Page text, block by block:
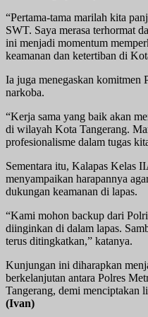
“Pertama-tama marilah kita
SWT. Saya merasa terhormat
ini menjadi momentum
keamanan dan ketertiban di
Ia juga menegaskan komitmen
narkoba.
“Kerja sama yang baik akan
di wilayah Kota Tangerang.
profesionalisme dalam tugas
Sementara itu, Kalapas Kelas
menyampaikan harapannya
dukungan keamanan di lapas.
“Kami mohon backup dari
diinginkan di dalam lapas.
terus ditingkatkan,” katanya.
Kunjungan ini diharapkan
berkelanjutan antara Polres
Tangerang, demi menciptakan
(Ivan)